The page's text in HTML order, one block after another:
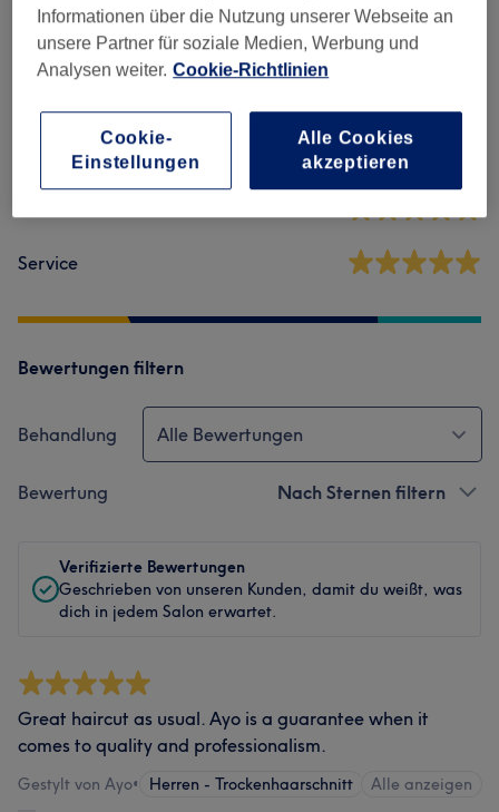
4,9
Ambiente
Service
Bewertungen filtern
Behandlung Alle Bewertungen
Bewertung Nach Sternen filtern
Verifizierte Bewertungen
Geschrieben von unseren Kunden, damit du weißt, was
dich in jedem Salon erwartet.
Great haircut as usual. Ayo is a guarantee when it
comes to quality and professionalism.
Gestylt von Ayo• Herren - Trockenhaarschnitt Alle anzeigen
Informationen über die Nutzung unserer Webseite an
unsere Partner für soziale Medien, Werbung und
Analysen weiter. Cookie-Richtlinien
Cookie-
Einstellungen
Alle Cookies
akzeptieren